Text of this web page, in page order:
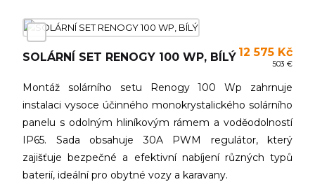
SOLÁRNÍ SET RENOGY 100 WP, BÍLÝ 12 575 Kč
503 €
Montáž solárního setu Renogy 100 Wp zahrnuje
instalaci vysoce účinného monokrystalického solárního
panelu s odolným hliníkovým rámem a voděodolností
IP65. Sada obsahuje 30A PWM regulátor, který
zajišťuje bezpečné a efektivní nabíjení různých typů
baterií, ideální pro obytné vozy a karavany.